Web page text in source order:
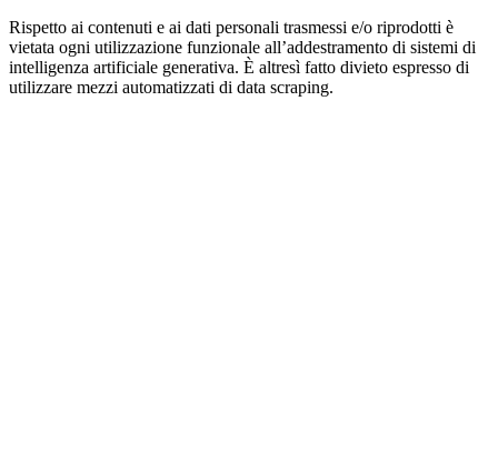
Rispetto ai contenuti e ai dati personali trasmessi e/o riprodotti è
vietata ogni utilizzazione funzionale all’addestramento di sistemi di
intelligenza artificiale generativa. È altresì fatto divieto espresso di
utilizzare mezzi automatizzati di data scraping.